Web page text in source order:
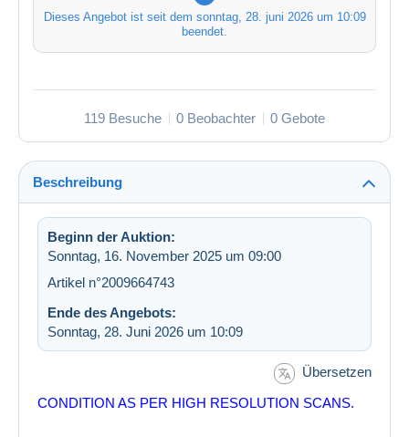
Dieses Angebot ist seit dem sonntag, 28. juni 2026 um 10:09
beendet.
119 Besuche 0 Beobachter 0 Gebote
Beschreibung
Beginn der Auktion:
Sonntag, 16. November 2025 um 09:00
Artikel n°2009664743
Ende des Angebots:
Sonntag, 28. Juni 2026 um 10:09
Übersetzen
CONDITION AS PER HIGH RESOLUTION SCANS.